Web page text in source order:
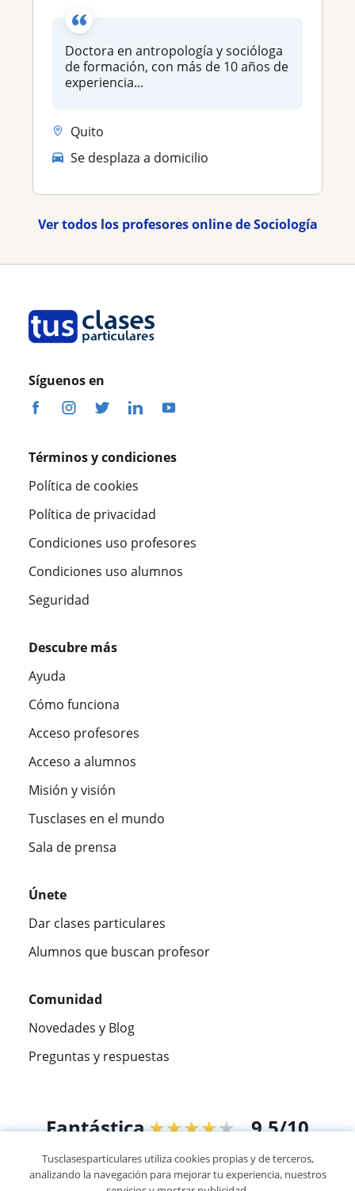
Doctora en antropología y socióloga
de formación, con más de 10 años de
experiencia...
Quito
Se desplaza a domicilio
Ver todos los profesores online de Sociología
Síguenos en
Términos y condiciones
Política de cookies
Política de privacidad
Condiciones uso profesores
Condiciones uso alumnos
Seguridad
Descubre más
Ayuda
Cómo funciona
Acceso profesores
Acceso a alumnos
Misión y visión
Tusclases en el mundo
Sala de prensa
Únete
Dar clases particulares
Alumnos que buscan profesor
Comunidad
Novedades y Blog
Preguntas y respuestas
Fantástica★★★★★ 9,5/10
305915opiniones de alumnos
Tusclasesparticulares utiliza cookies propias y de terceros,
analizando la navegación para mejorar tu experiencia, nuestros